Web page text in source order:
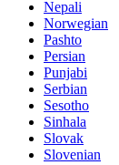
Nepali
Norwegian
Pashto
Persian
Punjabi
Serbian
Sesotho
Sinhala
Slovak
Slovenian